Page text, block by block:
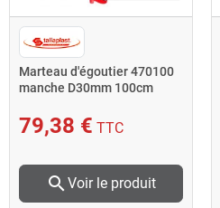
Marteau d'égoutier 470100
manche D30mm 100cm
79,38 € TTC
search Voir le produit